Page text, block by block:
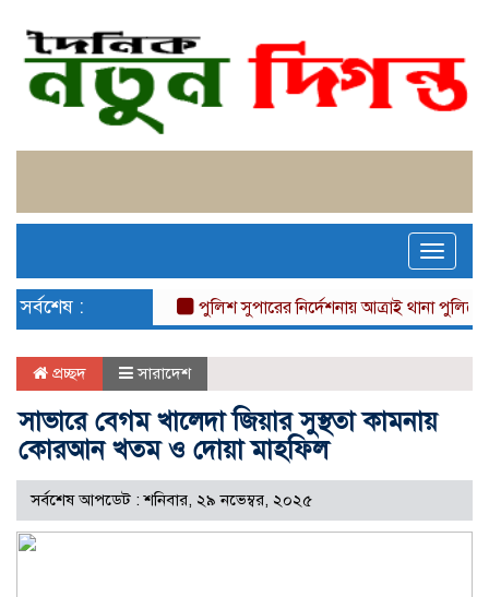
Toggle
সর্বশেষ : পুলিশ সুপারের নির্দেশনায় আত্রাই থানা পুলিশের
প্রচ্ছদ সারাদেশ
সাভারে বেগম খালেদা জিয়ার সুস্থতা কামনায়
কোরআন খতম ও দোয়া মাহফিল
সর্বশেষ আপডেট : শনিবার, ২৯ নভেম্বর, ২০২৫